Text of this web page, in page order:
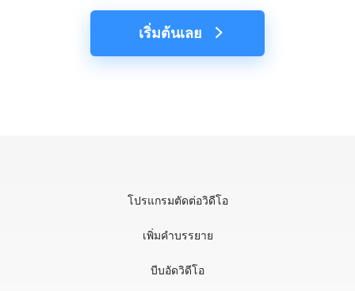
เริ่มต้นเลย
โปรแกรมตัดต่อวิดีโอ
เพิ่มคำบรรยาย
บีบอัดวิดีโอ